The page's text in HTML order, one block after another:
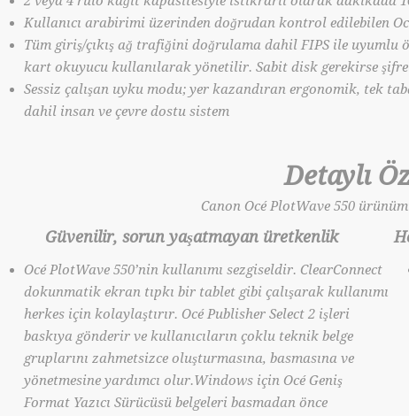
Kullanıcı arabirimi üzerinden doğrudan kontrol edilebilen
Tüm giriş/çıkış ağ trafiğini doğrulama dahil FIPS ile uyumlu
kart okuyucu kullanılarak yönetilir. Sabit disk gerekirse
Sessiz çalışan uyku modu; yer kazandıran ergonomik, tek
dahil insan ve çevre dostu sistem
Detaylı
Canon Océ PlotWave 550
Güvenilir, sorun yaşatmayan üretkenlik
Océ PlotWave 550’nin kullanımı sezgiseldir. ClearConnect
dokunmatik ekran tıpkı bir tablet gibi çalışarak kullanımı
herkes için kolaylaştırır. Océ Publisher Select 2 işleri
baskıya gönderir ve kullanıcıların çoklu teknik belge
gruplarını zahmetsizce oluşturmasına, basmasına ve
yönetmesine yardımcı olur.Windows için Océ Geniş
Format Yazıcı Sürücüsü belgeleri basmadan önce